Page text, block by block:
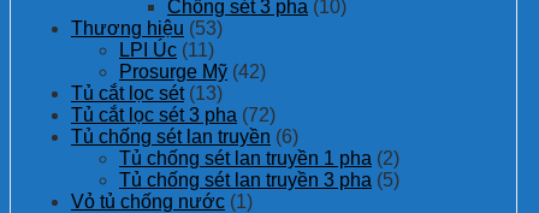
Chống sét 3 pha (10)
Thương hiệu (53)
LPI Úc (11)
Prosurge Mỹ (42)
Tủ cắt lọc sét (13)
Tủ cắt lọc sét 3 pha (72)
Tủ chống sét lan truyền (6)
Tủ chống sét lan truyền 1 pha (2)
Tủ chống sét lan truyền 3 pha (5)
Vỏ tủ chống nước (1)